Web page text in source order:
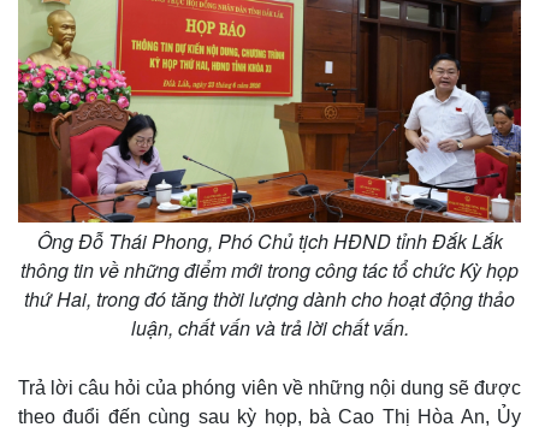
Ông Đỗ Thái Phong, Phó Chủ tịch HĐND tỉnh Đắk Lắk
thông tin về những điểm mới trong công tác tổ chức Kỳ họp
thứ Hai, trong đó tăng thời lượng dành cho hoạt động thảo
luận, chất vấn và trả lời chất vấn.
Trả lời câu hỏi của phóng viên về những nội dung sẽ được
theo đuổi đến cùng sau kỳ họp, bà Cao Thị Hòa An, Ủy